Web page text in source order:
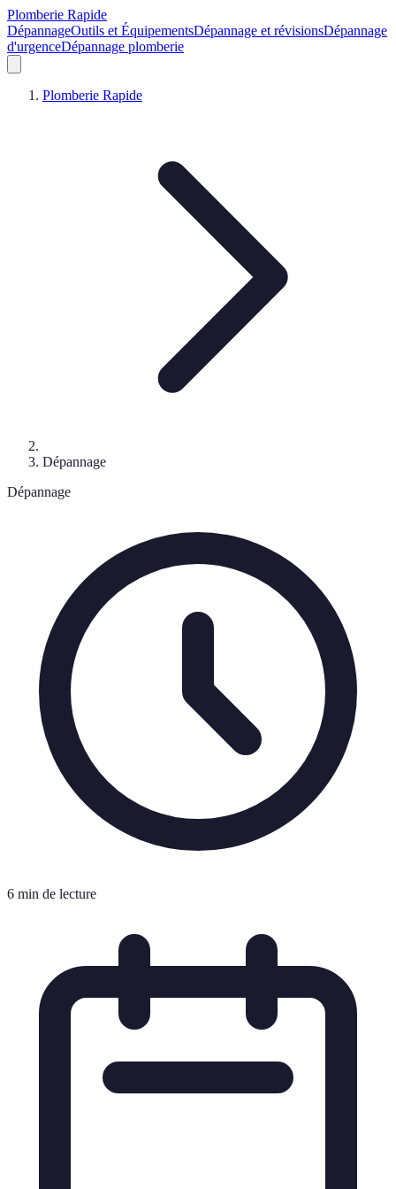
Plomberie Rapide
DépannageOutils et ÉquipementsDépannage et révisionsDépannage
d'urgenceDépannage plomberie
Plomberie Rapide
Dépannage
Dépannage
6 min de lecture